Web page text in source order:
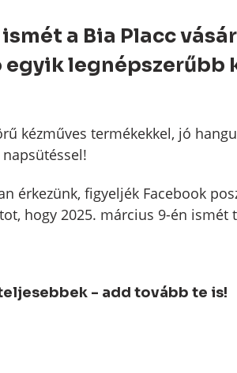
a Bia Placc
legnépszerűbb
kézműves termékekkel, jó
érkezünk, figyeljék Facebook
hogy 2025. március 9-én ismét
- add tovább te is!